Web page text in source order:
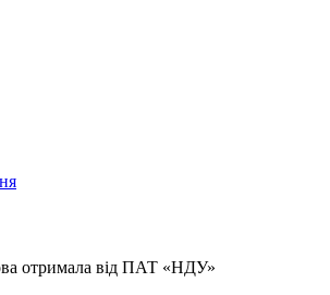
отримала від ПАТ «НДУ»